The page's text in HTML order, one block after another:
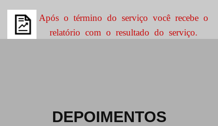
Após o término do serviço você recebe o
relatório com o resultado do serviço.
DEPOIMENTOS